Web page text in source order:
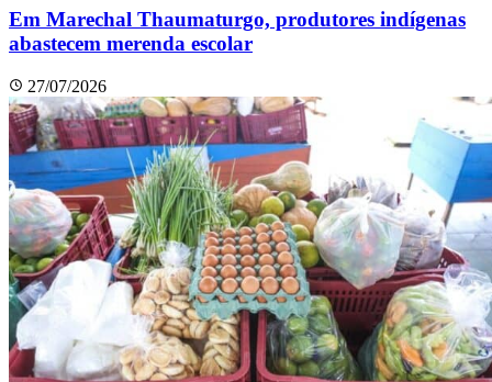
Em Marechal Thaumaturgo, produtores indígenas
abastecem merenda escolar
27/07/2026